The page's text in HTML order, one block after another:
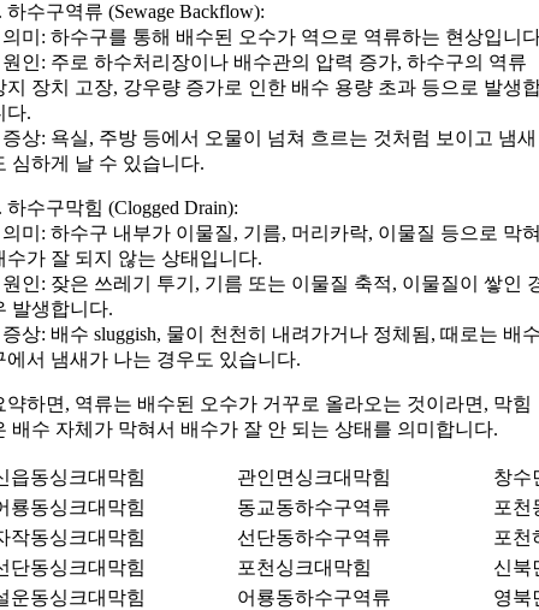
하수구역류 (Sewage Backflow):
의미: 하수구를 통해 배수된 오수가 역으로 역류하는 현상입니
원인: 주로 하수처리장이나 배수관의 압력 증가, 하수구의 역류
지 장치 고장, 강우량 증가로 인한 배수 용량 초과 등으로 발생
다.
증상: 욕실, 주방 등에서 오물이 넘쳐 흐르는 것처럼 보이고 냄새
심하게 날 수 있습니다.
하수구막힘 (Clogged Drain):
의미: 하수구 내부가 이물질, 기름, 머리카락, 이물질 등으로 막
수가 잘 되지 않는 상태입니다.
원인: 잦은 쓰레기 투기, 기름 또는 이물질 축적, 이물질이 쌓인
발생합니다.
증상: 배수 sluggish, 물이 천천히 내려가거나 정체됨, 때로는 배
에서 냄새가 나는 경우도 있습니다.
약하면, 역류는 배수된 오수가 거꾸로 올라오는 것이라면, 막힘
배수 자체가 막혀서 배수가 잘 안 되는 상태를 의미합니다.
읍동싱크대막힘 관인면싱크대막힘
창수
룡동싱크대막힘
동교동하수구역류
포천
작동싱크대막힘
선단동하수구역류
포천
단동싱크대막힘
포천싱크대막힘
신북
운동싱크대막힘
어룡동하수구역류 영북